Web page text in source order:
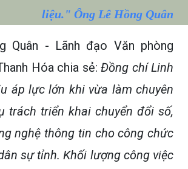
liệu." Ông Lê Hồng Quân
Quân - Lãnh đạo Văn phòng
Hóa chia sẻ: Đồng chí Linh
áp lực lớn khi vừa làm chuyên
trách triển khai chuyển đổi số,
nghệ thông tin cho công chức
sự tỉnh. Khối lượng công việc